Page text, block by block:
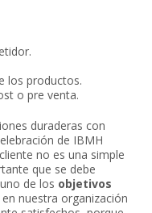
los productos.
o pre venta.
duraderas con
de IBMH
no es una simple
que se debe
de los objetivos
nuestra organización